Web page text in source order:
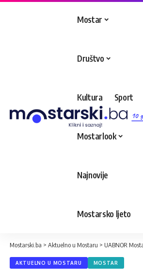
10
Mostar
Društvo
Kultura Sport
Mostarlook
Najnovije
Mostarsko ljeto
Mostarski.ba > Aktuelno u Mostaru > UABNOR Mostar: Javni poziv za
AKTUELNO U MOSTARU MOSTAR